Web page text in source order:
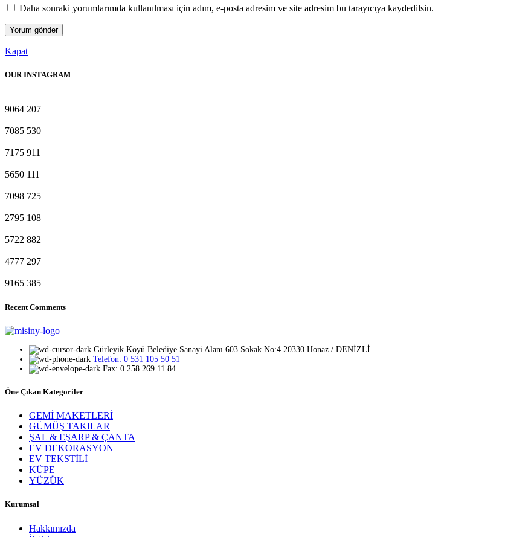
Daha sonraki yorumlarımda kullanılması için adım, e-posta adresim ve site adresim bu tarayıcıya kaydedilsin.
Kapat
OUR INSTAGRAM
9064 207
7085 530
7175 911
5650 111
7098 725
2795 108
5722 882
4777 297
9165 385
Recent Comments
Gürleyik Köyü Belediye Sanayi Alanı 603 Sokak No:4 20330 Honaz / DENİZLİ
Telefon: 0 531 105 50 51
Fax: 0 258 269 11 84
Öne Çıkan Kategoriler
GEMİ MAKETLERİ
GÜMÜŞ TAKILAR
ŞAL & EŞARP & ÇANTA
EV DEKORASYON
EV TEKSTİLİ
KÜPE
YÜZÜK
Kurumsal
Hakkımızda